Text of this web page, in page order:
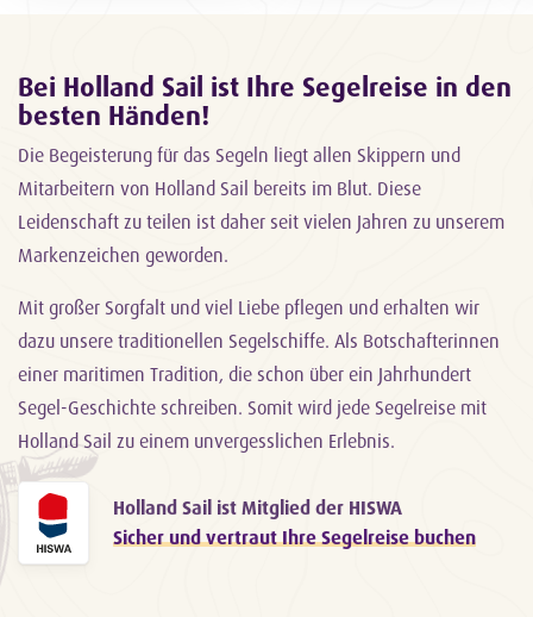
Bei Holland Sail ist Ihre Segelreise in den
besten Händen!
Die Begeisterung für das Segeln liegt allen Skippern und
Mitarbeitern von Holland Sail bereits im Blut. Diese
Leidenschaft zu teilen ist daher seit vielen Jahren zu unserem
Markenzeichen geworden.
Mit großer Sorgfalt und viel Liebe pflegen und erhalten wir
dazu unsere traditionellen Segelschiffe. Als Botschafterinnen
einer maritimen Tradition, die schon über ein Jahrhundert
Segel-Geschichte schreiben. Somit wird jede Segelreise mit
Holland Sail zu einem unvergesslichen Erlebnis.
Holland Sail ist Mitglied der HISWA
Sicher und vertraut Ihre Segelreise buchen